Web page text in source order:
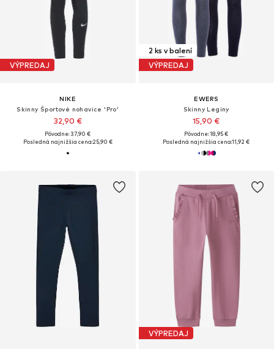
VÝPREDAJ
NIKE
Skinny Športové nohavice 'Pro'
32,90 €
Pôvodne: 37,90 €
Posledná najnižšia cena:25,90 €
2 ks v balení
VÝPREDAJ
EWERS
Skinny Legíny
15,90 €
Pôvodne: 18,95 €
Posledná najnižšia cena:11,92 €
VÝPREDAJ